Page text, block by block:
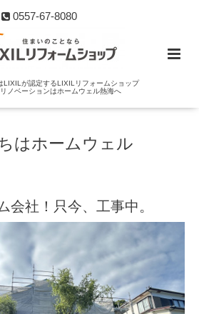
0557-67-8080
LIXILが認定するLIXILリフォームショップ
ノベーションはホームウェル熱海へ
はホームウェル
会社！只今、工事中。